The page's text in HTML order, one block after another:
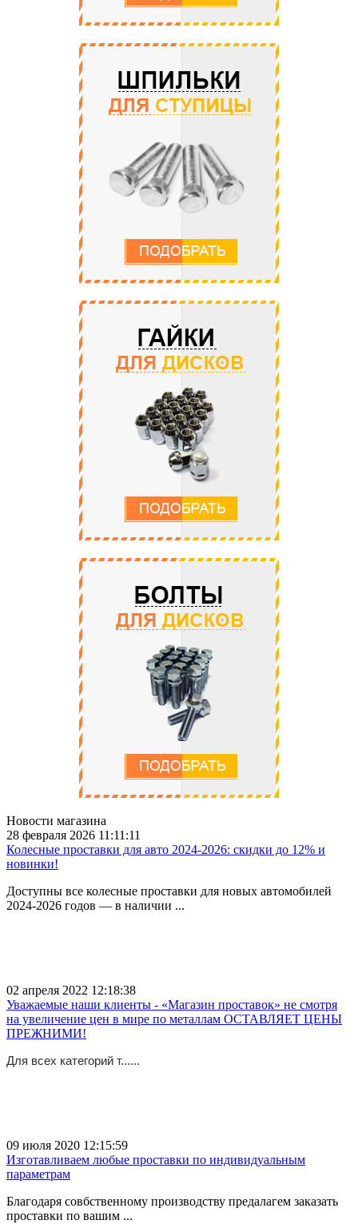
Новости магазина
28 февраля 2026 11:11:11
Колесные проставки для авто 2024-2026: скидки до 12% и
новинки!
Доступны все колесные проставки для новых автомобилей
2024-2026 годов — в наличии ...
02 апреля 2022 12:18:38
Уважаемые наши клиенты - «Магазин проставок» не смотря
на увеличение цен в мире по металлам ОСТАВЛЯЕТ ЦЕНЫ
ПРЕЖНИМИ!
Для всех категорий т......
09 июля 2020 12:15:59
Изготавливаем любые проставки по индивидуальным
параметрам
Благодаря совбственному производству предалагем заказать
проставки по вашим ...